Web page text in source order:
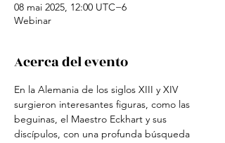
08 mai 2025, 12:00 UTC−6
Webinar
Acerca del evento
En la Alemania de los siglos XIII y XIV
surgieron interesantes figuras, como las
beguinas, el Maestro Eckhart y sus
discípulos, con una profunda búsqueda